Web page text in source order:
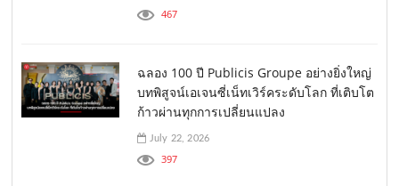
467
ฉลอง 100 ปี Publicis Groupe อย่างยิ่งใหญ่
บทพิสูจน์เอเจนซี่เน็ทเวิร์คระดับโลก ที่เติบโต
ก้าวผ่านทุกการเปลี่ยนแปลง
July 22, 2026
397